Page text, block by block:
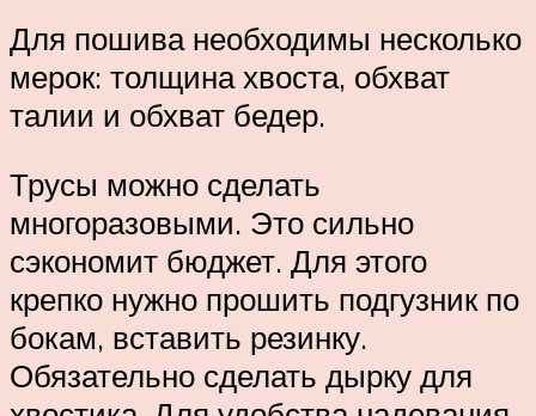
Для пошива необходимы несколько
мерок: толщина хвоста, обхват
талии и обхват бедер.
Трусы можно сделать
многоразовыми. Это сильно
сэкономит бюджет. Для этого
крепко нужно прошить подгузник по
бокам, вставить резинку.
Обязательно сделать дырку для